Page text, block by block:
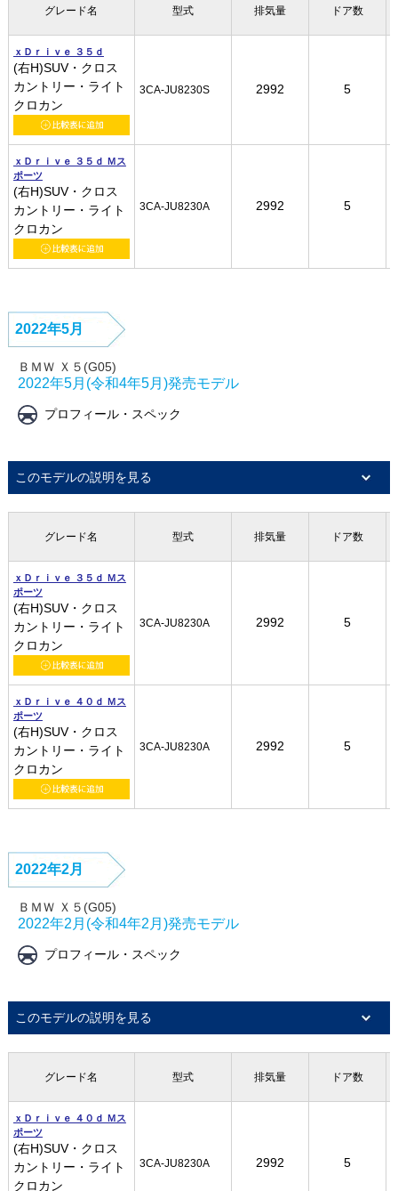
グレード名 型式 排気量 ドア数
ｘＤｒｉｖｅ ３５ｄ
(右H)SUV・クロス
カントリー・ライト
クロカン
3CA-JU8230S 2992 5
ｘＤｒｉｖｅ ３５ｄ Ｍス
ポーツ
(右H)SUV・クロス
カントリー・ライト
クロカン
3CA-JU8230A 2992 5
グレード名 型式 排気量 ドア数
ｘＤｒｉｖｅ ３５ｄ
(右H)SUV・クロス
カントリー・ライト
クロカン
3CA-JU8230S 2992 5
ｘＤｒｉｖｅ ３５ｄ Ｍス
ポーツ
(右H)SUV・クロス
カントリー・ライト
クロカン
3CA-JU8230A 2992 5
グレード名 型式 排気量 ドア数
ｘＤｒｉｖｅ ３５ｄ
(右H)SUV・クロス
カントリー・ライト
クロカン
3CA-JU8230S 2992 5
ｘＤｒｉｖｅ ３５ｄ Ｍス
ポーツ
(右H)SUV・クロス
カントリー・ライト
クロカン
3CA-JU8230A 2992 5
グレード名 型式 排気量 ドア数
ｘＤｒｉｖｅ ３５ｄ
(右H)SUV・クロス
カントリー・ライト
クロカン
3CA-JU8230S 2992 5
ｘＤｒｉｖｅ ３５ｄ Ｍス
ポーツ
(右H)SUV・クロス
カントリー・ライト
クロカン
3CA-JU8230A 2992 5
2022年5月
ＢＭＷ Ｘ５(G05)
2022年5月(令和4年5月)発売モデル
プロフィール・スペック
このモデルの説明を見る
グレード名 型式 排気量 ドア数
ｘＤｒｉｖｅ ３５ｄ Ｍス
ポーツ
(右H)SUV・クロス
カントリー・ライト
クロカン
3CA-JU8230A 2992 5
ｘＤｒｉｖｅ ４０ｄ Ｍス
ポーツ
(右H)SUV・クロス
カントリー・ライト
クロカン
3CA-JU8230A 2992 5
グレード名 型式 排気量 ドア数
ｘＤｒｉｖｅ ３５ｄ Ｍス
ポーツ
(右H)SUV・クロス
カントリー・ライト
クロカン
3CA-JU8230A 2992 5
ｘＤｒｉｖｅ ４０ｄ Ｍス
ポーツ
(右H)SUV・クロス
カントリー・ライト
クロカン
3CA-JU8230A 2992 5
グレード名 型式 排気量 ドア数
ｘＤｒｉｖｅ ３５ｄ Ｍス
ポーツ
(右H)SUV・クロス
カントリー・ライト
クロカン
3CA-JU8230A 2992 5
ｘＤｒｉｖｅ ４０ｄ Ｍス
ポーツ
(右H)SUV・クロス
カントリー・ライト
クロカン
3CA-JU8230A 2992 5
グレード名 型式 排気量 ドア数
ｘＤｒｉｖｅ ３５ｄ Ｍス
ポーツ
(右H)SUV・クロス
カントリー・ライト
クロカン
3CA-JU8230A 2992 5
ｘＤｒｉｖｅ ４０ｄ Ｍス
ポーツ
(右H)SUV・クロス
カントリー・ライト
クロカン
3CA-JU8230A 2992 5
2022年2月
ＢＭＷ Ｘ５(G05)
2022年2月(令和4年2月)発売モデル
プロフィール・スペック
このモデルの説明を見る
グレード名 型式 排気量 ドア数
ｘＤｒｉｖｅ ４０ｄ Ｍス
ポーツ
(右H)SUV・クロス
カントリー・ライト
クロカン
3CA-JU8230A 2992 5
グレード名 型式 排気量 ドア数
ｘＤｒｉｖｅ ４０ｄ Ｍス
ポーツ
(右H)SUV・クロス
カントリー・ライト
クロカン
3CA-JU8230A 2992 5
グレード名 型式 排気量 ドア数
ｘＤｒｉｖｅ ４０ｄ Ｍス
ポーツ
(右H)SUV・クロス
カントリー・ライト
クロカン
3CA-JU8230A 2992 5
グレード名 型式 排気量 ドア数
ｘＤｒｉｖｅ ４０ｄ Ｍス
ポーツ
(右H)SUV・クロス
カントリー・ライト
クロカン
3CA-JU8230A 2992 5